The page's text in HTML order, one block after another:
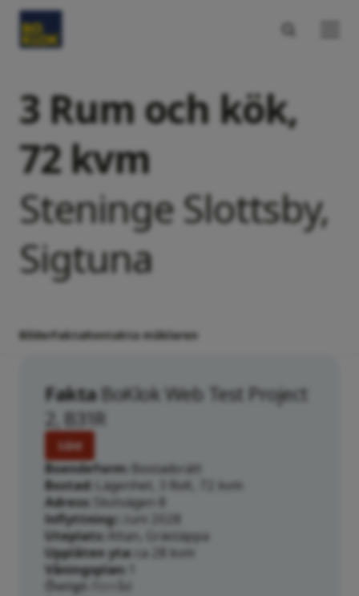
3 Rum och kök,
72 kvm
Steninge Slottsby,
Sigtuna
BilderFaktaKontakta mäklaren
FaktaBoKlok Web Test Project
2, B31R
Såld
Boendeform
Bostadsrätt
Bostad
Lägenhet, 3 RoK, 72 kvm
Adress
Skolvägen 8
Inflyttning:
Juni 2028
Uteplats
Altan, Grästäppa
Upplåten yta
ca 28 kvm
Våningsplan
Övrigt